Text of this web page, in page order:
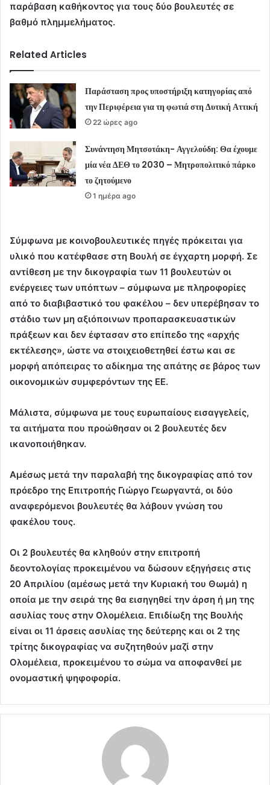
παράβαση καθήκοντος για τους δύο βουλευτές σε
βαθμό πλημμελήματος.
Related Articles
Παράσταση προς υποστήριξη κατηγορίας από
την Περιφέρεια για τη φωτιά στη Δυτική Αττική
22 ώρες ago
Συνάντηση Μητσοτάκη- Αγγελούδη: Θα έχουμε
μία νέα ΔΕΘ το 2030 – Μητροπολιτικό πάρκο
το ζητούμενο
1 ημέρα ago
Σύμφωνα με κοινοβουλευτικές πηγές πρόκειται για
υλικό που κατέφθασε στη Βουλή σε έγχαρτη μορφή. Σε
αντίθεση με την δικογραφία των 11 βουλευτών οι
ενέργειες των υπόπτων – σύμφωνα με πληροφορίες
από το διαβιβαστικό του φακέλου – δεν υπερέβησαν το
στάδιο των μη αξιόποινων προπαρασκευαστικών
πράξεων και δεν έφτασαν στο επίπεδο της «αρχής
εκτέλεσης», ώστε να στοιχειοθετηθεί έστω και σε
μορφή απόπειρας το αδίκημα της απάτης σε βάρος των
οικονομικών συμφερόντων της ΕΕ.
Μάλιστα, σύμφωνα με τους ευρωπαίους εισαγγελείς,
τα αιτήματα που προώθησαν οι 2 βουλευτές δεν
ικανοποιήθηκαν.
Αμέσως μετά την παραλαβή της δικογραφίας από τον
πρόεδρο της Επιτροπής Γιώργο Γεωργαντά, οι δύο
αναφερόμενοι βουλευτές θα λάβουν γνώση του
φακέλου τους.
Οι 2 βουλευτές θα κληθούν στην επιτροπή
δεοντολογίας προκειμένου να δώσουν εξηγήσεις στις
20 Απριλίου (αμέσως μετά την Κυριακή του Θωμά) η
οποία με την σειρά της θα εισηγηθεί την άρση ή μη της
ασυλίας τους στην Ολομέλεια. Επιδίωξη της Βουλής
είναι οι 11 άρσεις ασυλίας της δεύτερης και οι 2 της
τρίτης δικογραφίας να συζητηθούν μαζί στην
Ολομέλεια, προκειμένου το σώμα να αποφανθεί με
ονομαστική ψηφοφορία.